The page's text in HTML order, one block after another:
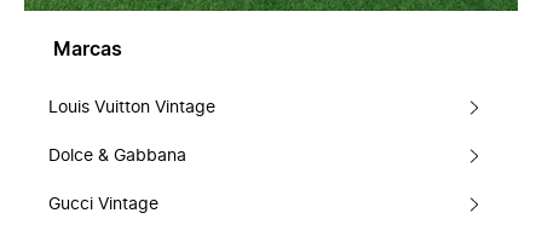
Marcas
Louis Vuitton Vintage
Dolce & Gabbana
Gucci Vintage